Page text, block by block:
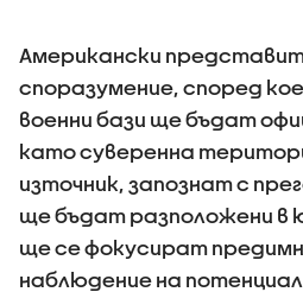
Американски
споразумение, според
военни бази ще бъдат
като суверенна
източник, запознат с
ще бъдат разположени в
ще се фокусират
наблюдение на